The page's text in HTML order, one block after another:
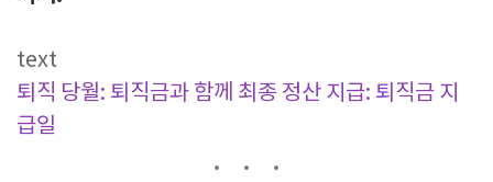
text
퇴직 당월: 퇴직금과 함께 최종 정산 지급: 퇴직금 지
급일